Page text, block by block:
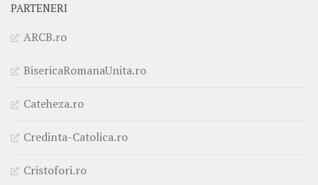
PARTENERI
ARCB.ro
BisericaRomanaUnita.ro
Cateheza.ro
Credinta-Catolica.ro
Cristofori.ro